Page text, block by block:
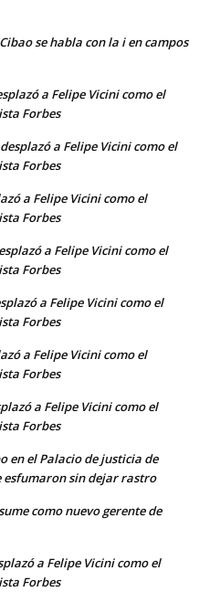
se habla con la i en campos
a Felipe Vicini como el
Forbes
a Felipe Vicini como el
Forbes
a Felipe Vicini como el
Forbes
a Felipe Vicini como el
Forbes
a Felipe Vicini como el
Forbes
a Felipe Vicini como el
Forbes
a Felipe Vicini como el
Forbes
en el Palacio de justicia de
esfumaron sin dejar rastro
como nuevo gerente de
a Felipe Vicini como el
Forbes